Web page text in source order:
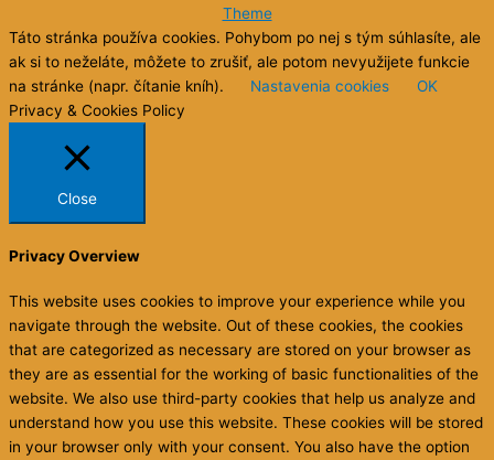
Theme
Táto stránka používa cookies. Pohybom po nej s tým súhlasíte, ale
ak si to neželáte, môžete to zrušiť, ale potom nevyužijete funkcie
na stránke (napr. čítanie kníh).
Nastavenia cookies
OK
Privacy & Cookies Policy
Close
Privacy Overview
This website uses cookies to improve your experience while you
navigate through the website. Out of these cookies, the cookies
that are categorized as necessary are stored on your browser as
they are as essential for the working of basic functionalities of the
website. We also use third-party cookies that help us analyze and
understand how you use this website. These cookies will be stored
in your browser only with your consent. You also have the option